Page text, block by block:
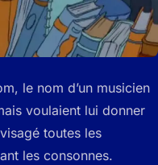
le nom d’un musicien
voulaient lui donner
toutes les
les consonnes.